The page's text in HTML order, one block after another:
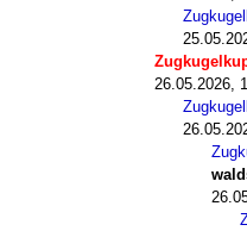
26.05.2026,